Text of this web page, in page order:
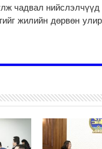
чадвал нийслэлчүүд
жилийн дөрвөн